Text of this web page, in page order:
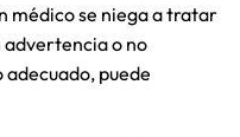
médico se niega a tratar
o no
puede